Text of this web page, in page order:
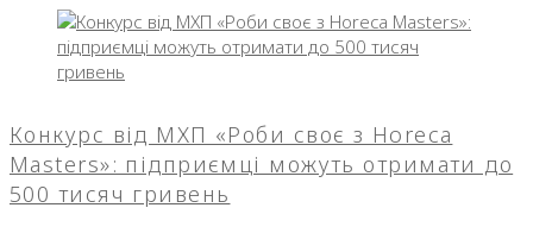
Месяц:
Июнь
2025
Конкурс від МХП «Роби своє з Horeca
Masters»: підприємці можуть отримати до
500 тисяч гривень